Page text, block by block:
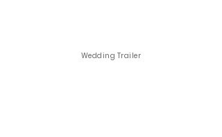
Wedding Trailer